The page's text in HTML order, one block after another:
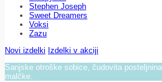
Stephen Joseph
Sweet Dreamers
Voksi
Zazu
Novi izdelki Izdelki v akciji
Sanjske otroške sobice, čudovita
malčke.